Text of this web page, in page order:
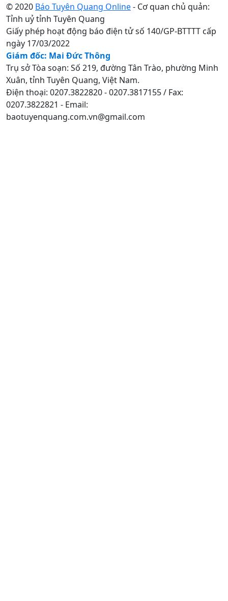
© 2020 Báo Tuyên Quang Online- Cơ quan chủ quản:
Tỉnh uỷ tỉnh Tuyên Quang
Giấy phép hoạt động báo điện tử số 140/GP-BTTTT cấp
ngày 17/03/2022
Giám đốc: Mai Đức Thông
Trụ sở Tòa soạn: Số 219, đường Tân Trào, phường Minh
Xuân, tỉnh Tuyên Quang, Việt Nam.
Điện thoại: 0207.3822820 - 0207.3817155 / Fax:
0207.3822821 - Email:
baotuyenquang.com.vn@gmail.com